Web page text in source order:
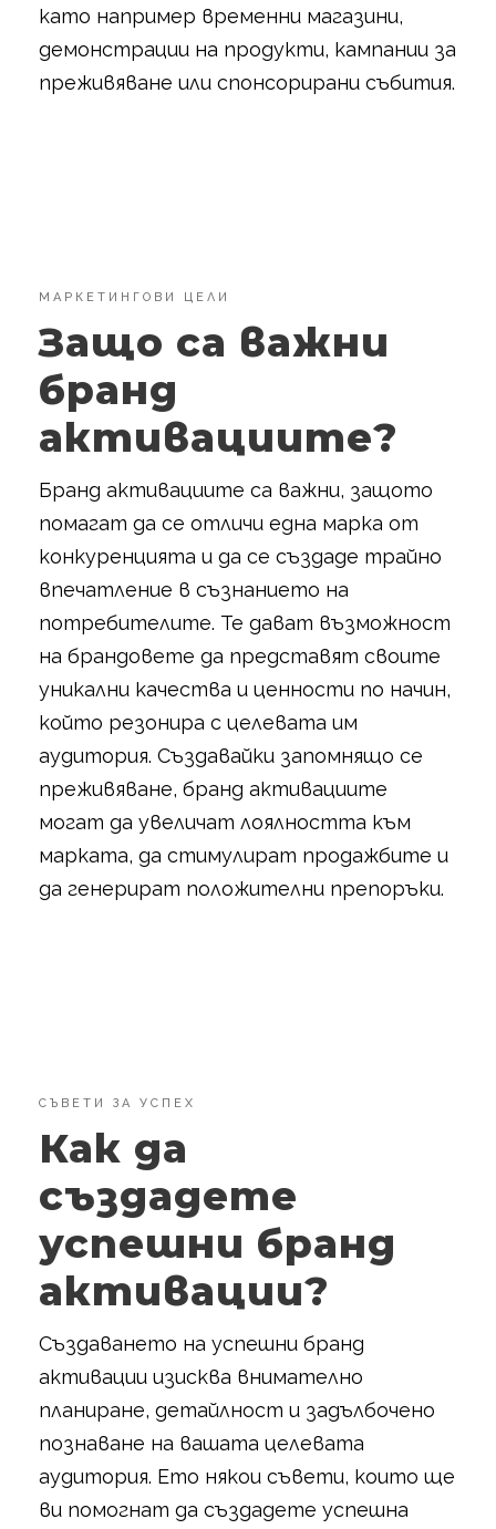
като например временни магазини,
демонстрации на продукти, кампании за
преживяване или спонсорирани събития.
МАРКЕТИНГОВИ ЦЕЛИ
Защо са важни
бранд
активациите?
Бранд активациите са важни, защото
помагат да се отличи една марка от
конкуренцията и да се създаде трайно
впечатление в съзнанието на
потребителите. Те дават възможност
на брандовете да представят своите
уникални качества и ценности по начин,
който резонира с целевата им
аудитория. Създавайки запомнящо се
преживяване, бранд активациите
могат да увеличат лоялността към
марката, да стимулират продажбите и
да генерират положителни препоръки.
СЪВЕТИ ЗА УСПЕХ
Как да
създадете
успешни бранд
активации?
Създаването на успешни бранд
активации изисква внимателно
планиране, детайлност и задълбочено
познаване на вашата целевата
аудитория. Ето някои съвети, които ще
ви помогнат да създадете успешна